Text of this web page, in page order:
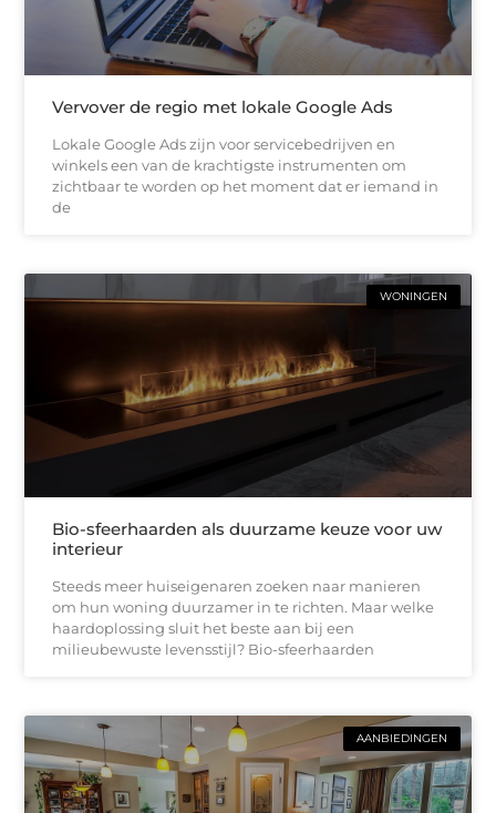
Vervover de regio met lokale Google Ads
Lokale Google Ads zijn voor servicebedrijven en
winkels een van de krachtigste instrumenten om
zichtbaar te worden op het moment dat er iemand in
de
WONINGEN
Bio-sfeerhaarden als duurzame keuze voor uw
interieur
Steeds meer huiseigenaren zoeken naar manieren
om hun woning duurzamer in te richten. Maar welke
haardoplossing sluit het beste aan bij een
milieubewuste levensstijl? Bio-sfeerhaarden
AANBIEDINGEN